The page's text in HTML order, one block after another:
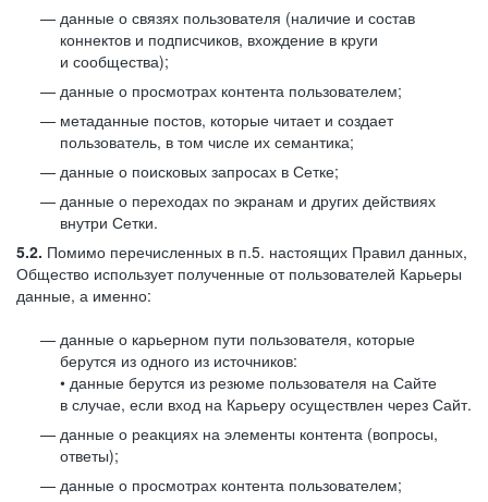
данные о связях пользователя (наличие и состав
коннектов и подписчиков, вхождение в круги
и сообщества);
данные о просмотрах контента пользователем;
метаданные постов, которые читает и создает
пользователь, в том числе их семантика;
данные о поисковых запросах в Сетке;
данные о переходах по экранам и других действиях
внутри Сетки.
5.2. Помимо перечисленных в п.5. настоящих Правил данных,
Общество использует полученные от пользователей Карьеры
данные, а именно:
данные о карьерном пути пользователя, которые
берутся из одного из источников:
• данные берутся из резюме пользователя на Сайте
в случае, если вход на Карьеру осуществлен через Сайт.
данные о реакциях на элементы контента (вопросы,
ответы);
данные о просмотрах контента пользователем;